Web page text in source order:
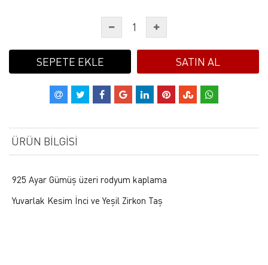
SEPETE EKLE SATIN AL
ÜRÜN BILGISI
925 Ayar Gümüş üzeri rodyum kaplama
Yuvarlak Kesim İnci ve Yeşil Zirkon Taş